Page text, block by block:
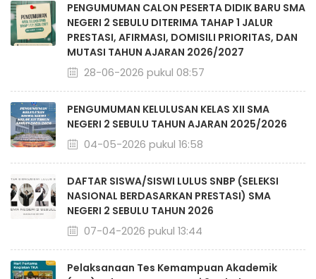
PENGUMUMAN CALON PESERTA DIDIK BARU SMA
NEGERI 2 SEBULU DITERIMA TAHAP 1 JALUR
PRESTASI, AFIRMASI, DOMISILI PRIORITAS, DAN
MUTASI TAHUN AJARAN 2026/2027
28-06-2026 pukul 08:57
PENGUMUMAN KELULUSAN KELAS XII SMA
NEGERI 2 SEBULU TAHUN AJARAN 2025/2026
04-05-2026 pukul 16:58
DAFTAR SISWA/SISWI LULUS SNBP (SELEKSI
NASIONAL BERDASARKAN PRESTASI) SMA
NEGERI 2 SEBULU TAHUN 2026
07-04-2026 pukul 13:44
Pelaksanaan Tes Kemampuan Akademik